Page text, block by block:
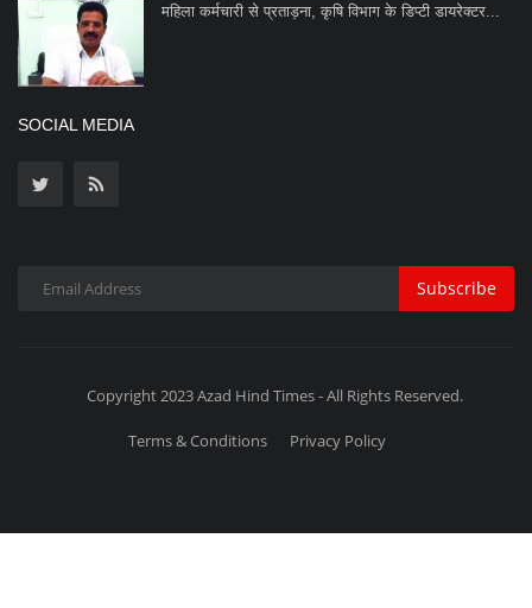
महिला कर्मचारी से प्रताड़ना, कृषि विभाग के डिप्टी डायरेक्टर...
SOCIAL MEDIA
Subscribe
Copyright 2023 Azad Hind Times - All Rights Reserved.
Terms & Conditions Privacy Policy